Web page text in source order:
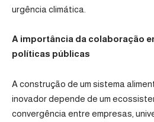
urgência climática.
A importância da colaboração
políticas públicas
A construção de um sistema
inovador depende de um
convergência entre empresas,